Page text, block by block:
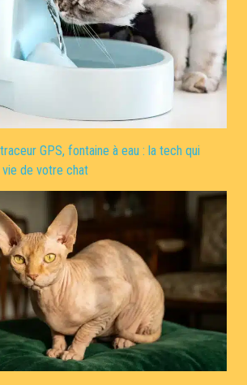
GPS, fontaine à eau : la tech qui
vie de votre chat